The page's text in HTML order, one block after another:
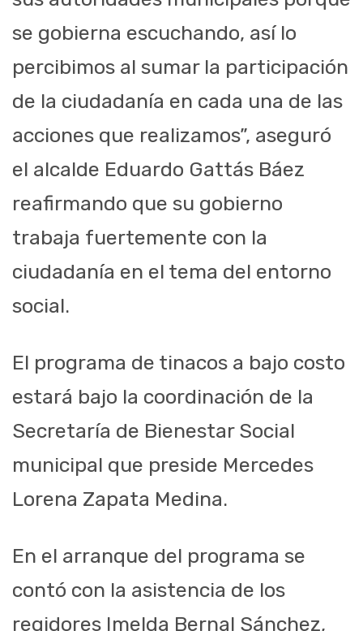
se gobierna escuchando, así lo
percibimos al sumar la participación
de la ciudadanía en cada una de las
acciones que realizamos”, aseguró
el alcalde Eduardo Gattás Báez
reafirmando que su gobierno
trabaja fuertemente con la
ciudadanía en el tema del entorno
social.
El programa de tinacos a bajo costo
estará bajo la coordinación de la
Secretaría de Bienestar Social
municipal que preside Mercedes
Lorena Zapata Medina.
En el arranque del programa se
contó con la asistencia de los
regidores Imelda Bernal Sánchez,